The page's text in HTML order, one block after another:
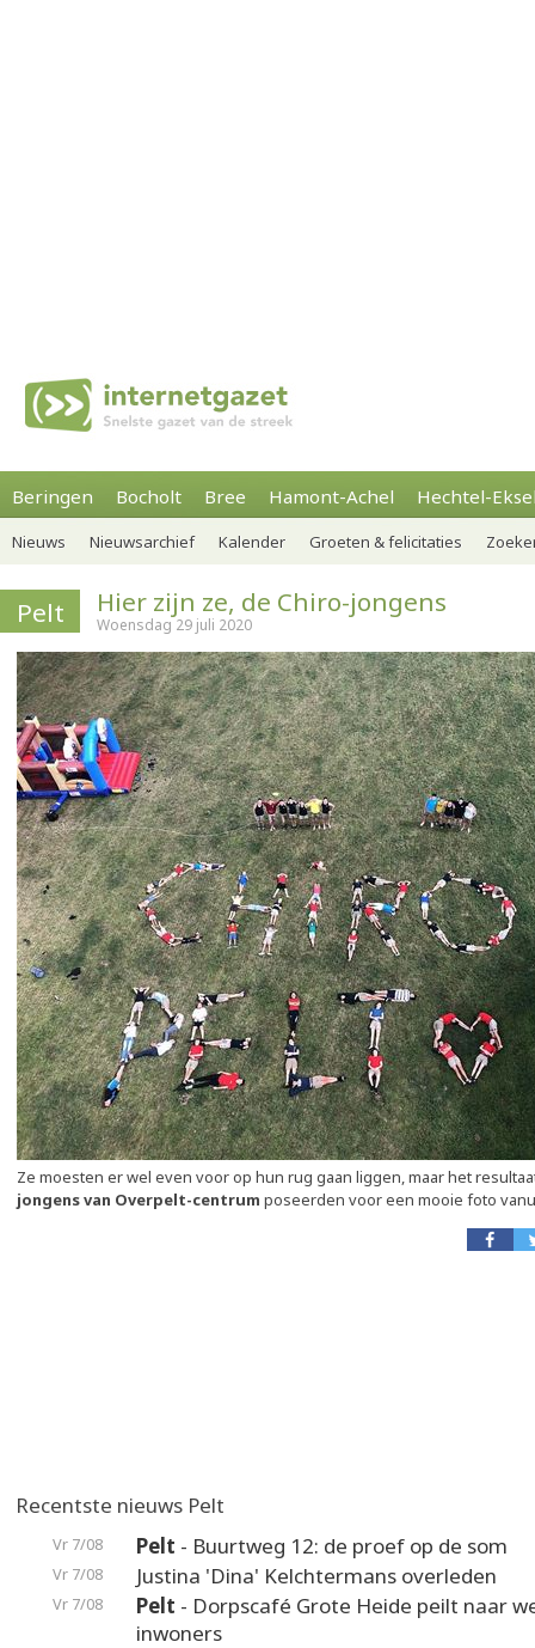
Beringen Bocholt Bree Hamont-Achel Hechtel-
Nieuws Nieuwsarchief Kalender Groeten & felicitaties
Pelt Hier zijn ze, de Chiro-jongens
Woensdag 29 juli 2020
Ze moesten er wel even voor op hun rug gaan liggen, maar het
jongens van Overpelt-centrum poseerden voor een mooie foto
Recentste nieuws Pelt
Vr 7/08 Pelt - Buurtweg 12: de proef op de som
Vr 7/08 Justina 'Dina' Kelchtermans overleden
Vr 7/08 Pelt - Dorpscafé Grote Heide peilt naar
inwoners